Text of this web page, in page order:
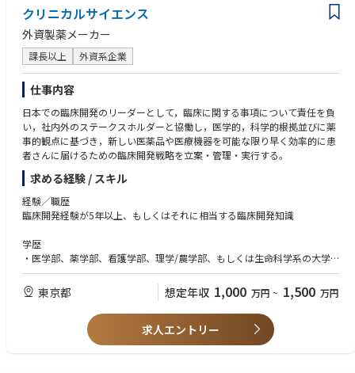
Needs highly effective communication skills in Japanese (written/oral/int
erpersonal) and Business-level English, with proven ability to think strate
gically, lead change, and build teams; preferred experience includes glo
bal/matrix work, system transformation projects, digital/automation to
ols, vendor transition, and ICSR management.
クリニカルサイエンス
外資製薬メーカー
課長以上 外資系企業
仕事内容
日本での臨床開発のリーダーとして，臨床に関する事項について責任を負
い，社内外のステークスホルダーと協働し，医学的，科学的根拠並びに薬
事的観点に基づき，新しい医薬品や医療機器を可能な限り早く効率的に患
者さんに届けるための臨床開発戦略を立案・管理・実行する。
求める経験 / スキル
経験／職歴
臨床開発経験が5年以上、もしくはそれに相当する臨床開発知識
学歴
・医学部、薬学部、看護学部、理学/農学部、もしくは生命科学系の大学
学部卒かそれ以上（修士、博士号保持者はなお可）
・医師、獣医師、薬剤師等、生命科学に関連する学位・免許取得者が望ま
しい
・担当領域における開発経験、もしくはそれに相当する臨床知識及び/又
東京都 想定年収 1,000 万円 ~ 1,500 万円
求人エントリー